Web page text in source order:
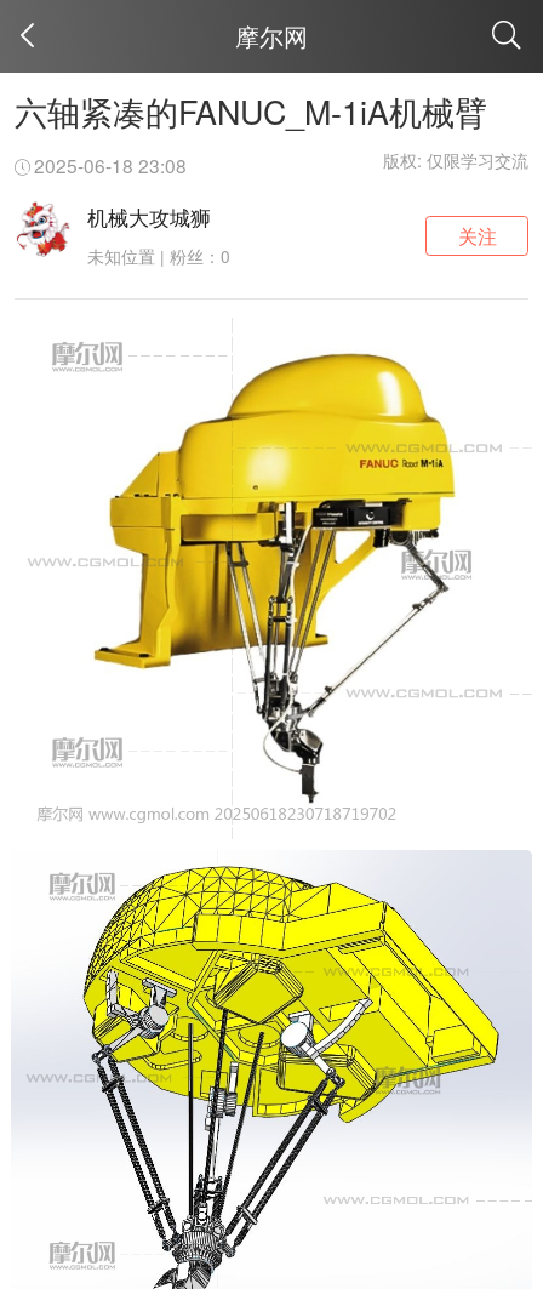
摩尔网
六轴紧凑的FANUC_M-1iA机械臂
2025-06-18 23:08 版权: 仅限学习交流
机械大攻城狮
未知位置 | 粉丝：0
关注
取消